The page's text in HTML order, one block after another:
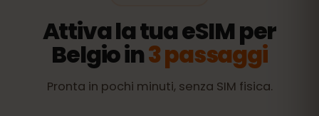
Attiva la tua eSIM per
Belgio in3 passaggi
Pronta in pochi minuti, senza SIM fisica.